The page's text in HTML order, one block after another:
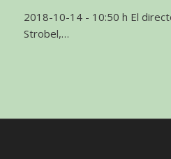
2018-10-14 - 10:50 h El
Strobel,…